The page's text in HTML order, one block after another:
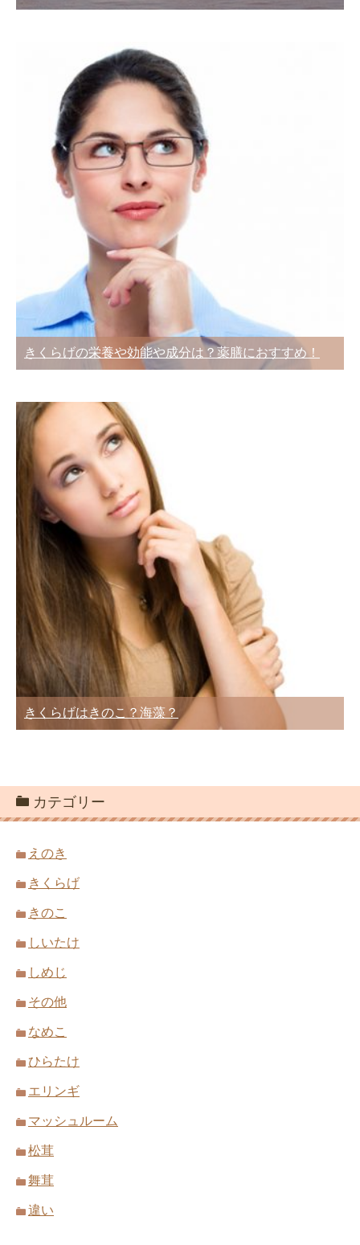
きくらげの栄養や効能や成分は？薬膳におすすめ！
きくらげはきのこ？海藻？
カテゴリー
えのき
きくらげ
きのこ
しいたけ
しめじ
その他
なめこ
ひらたけ
エリンギ
マッシュルーム
松茸
舞茸
違い